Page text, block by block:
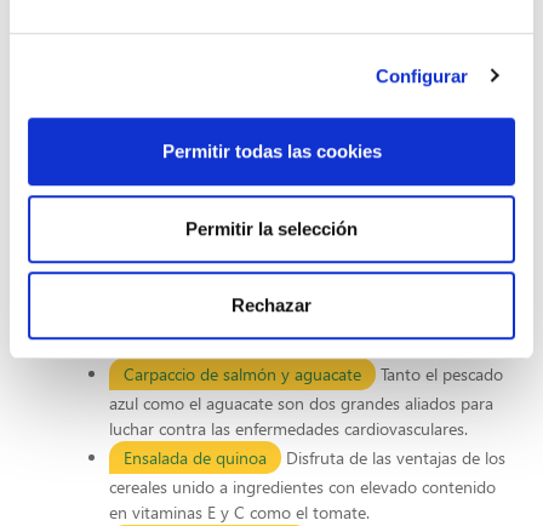
Configurar
Permitir todas las cookies
Permitir la selección
Rechazar
el colesterol
Descubre con Chovi 5 recetas de comidas con bajo
Hummus con salsa de yogur
El ingrediente
resto de legumbres ayuda a equilibrar el colesterol
bueno y el malo.
perfecta para cualquier época del año que te ayudará
a cuidar tu corazón.
Carpaccio de salmón y aguacate
Tanto el pescado
azul como el aguacate son dos grandes aliados para
luchar contra las enfermedades cardiovasculares.
Ensalada de quinoa
Disfruta de las ventajas de los
cereales unido a ingredientes con elevado contenido
en vitaminas E y C como el tomate.